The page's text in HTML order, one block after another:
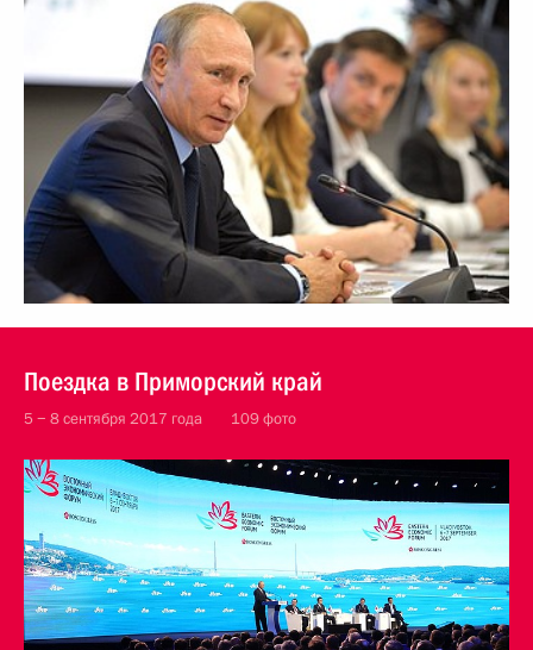
Поездка в Приморский край
5 − 8 сентября 2017 года 109 фото